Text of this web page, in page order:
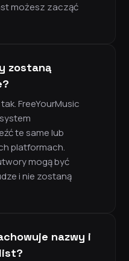
możesz zacząć
zostaną
FreeYourMusic
te same lub
platformach.
mogą być
i nie zostaną
nazwy i